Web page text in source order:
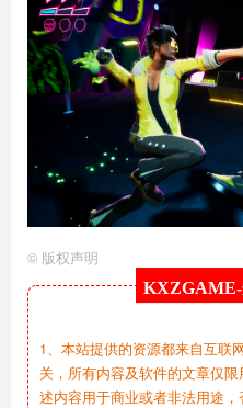
© 版权声明
KXZGAME-
1、本站提供的资源都来自互联
关，所有内容及软件的文章仅
述内容用于商业或者非法用途